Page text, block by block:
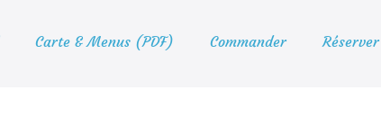
Carte & Menus (PDF) Commander Réserver